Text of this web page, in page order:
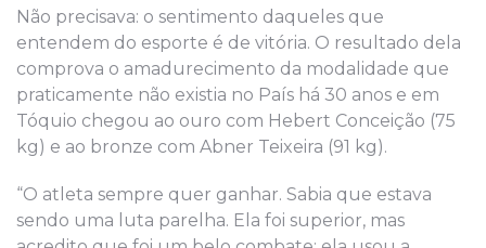
Não precisava: o sentimento daqueles que
entendem do esporte é de vitória. O resultado dela
comprova o amadurecimento da modalidade que
praticamente não existia no País há 30 anos e em
Tóquio chegou ao ouro com Hebert Conceição (75
kg) e ao bronze com Abner Teixeira (91 kg).
“O atleta sempre quer ganhar. Sabia que estava
sendo uma luta parelha. Ela foi superior, mas